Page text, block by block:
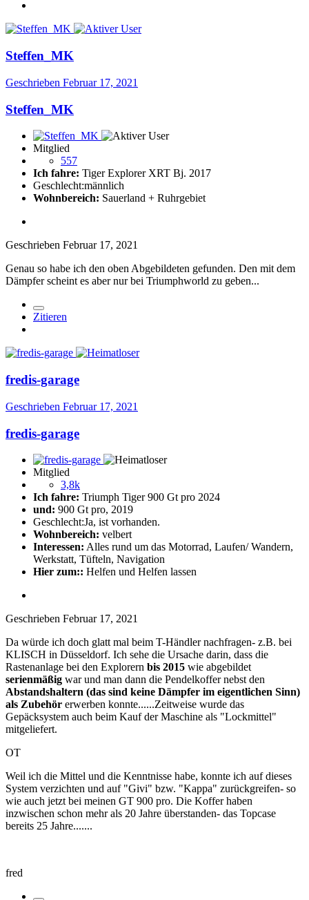
Steffen_MK
Geschrieben Februar 17, 2021
Steffen_MK
Mitglied
557
Ich fahre: Tiger Explorer XRT Bj. 2017
Geschlecht:männlich
Wohnbereich: Sauerland + Ruhrgebiet
Geschrieben Februar 17, 2021
Genau so habe ich den oben Abgebildeten gefunden. Den mit dem
Dämpfer scheint es aber nur bei Triumphworld zu geben...
Zitieren
fredis-garage
Geschrieben Februar 17, 2021
fredis-garage
Mitglied
3,8k
Ich fahre: Triumph Tiger 900 Gt pro 2024
und: 900 Gt pro, 2019
Geschlecht:Ja, ist vorhanden.
Wohnbereich: velbert
Interessen: Alles rund um das Motorrad, Laufen/ Wandern,
Werkstatt, Tüfteln, Navigation
Hier zum:: Helfen und Helfen lassen
Geschrieben Februar 17, 2021
Da würde ich doch glatt mal beim T-Händler nachfragen- z.B. bei
KLISCH in Düsseldorf. Ich sehe die Ursache darin, dass die
Rastenanlage bei den Explorern bis 2015 wie abgebildet
serienmäßig war und man dann die Pendelkoffer nebst den
Abstandshaltern (das sind keine Dämpfer im eigentlichen Sinn)
als Zubehör erwerben konnte......Zeitweise wurde das
Gepäcksystem auch beim Kauf der Maschine als "Lockmittel"
mitgeliefert.
OT
Weil ich die Mittel und die Kenntnisse habe, konnte ich auf dieses
System verzichten und auf "Givi" bzw. "Kappa" zurückgreifen- so
wie auch jetzt bei meinen GT 900 pro. Die Koffer haben
inzwischen schon mehr als 20 Jahre überstanden- das Topcase
bereits 25 Jahre.......
fred